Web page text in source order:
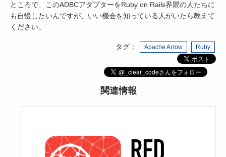
ところで、このADBCアダプターをRuby on Rails界隈の人たちに
も自慢したいんですが、いい機会を知っている人がいたら教えて
ください。
タグ： Apache Arrow Ruby
関連情報